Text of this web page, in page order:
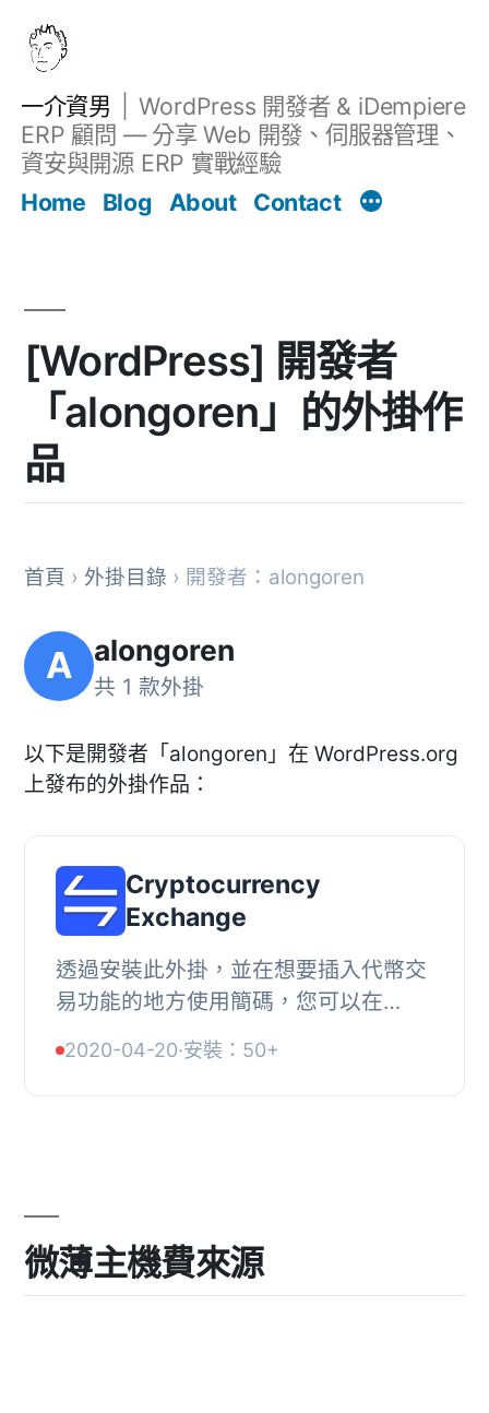
一介資男
WordPress 開發者 & iDempiere
ERP 顧問 — 分享 Web 開發、伺服器管理、
資安與開源 ERP 實戰經驗
Home
Blog About Contact
[WordPress] 開發者
「alongoren」的外掛作
品
首頁 › 外掛目錄 › 開發者：alongoren
A alongoren
共 1 款外掛
以下是開發者「alongoren」在 WordPress.org
上發布的外掛作品：
Cryptocurrency
Exchange
透過安裝此外掛，並在想要插入代幣交
易功能的地方使用簡碼，您可以在
加密貨幣交易所。, 這個外掛程式是基
於 TOTLE 圖示...
2020-04-20·安裝：50+
微薄主機費來源
文章 Filter